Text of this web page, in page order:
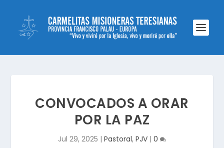
CONVOCADOS A ORAR
POR LA PAZ
Jul 29, 2025 | Pastoral, PJV | 0